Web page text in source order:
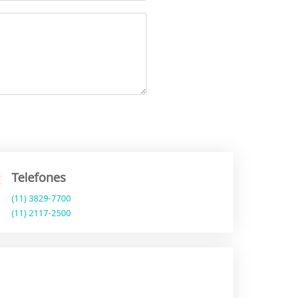
Telefones
(11) 3829-7700
(11) 2117-2500